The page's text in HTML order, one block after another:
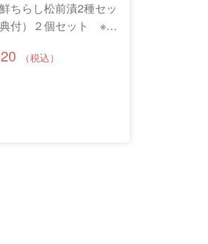
ちらし松前漬2種セッ
典付）２個セット ※個